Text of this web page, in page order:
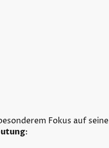
Fokus auf seine
: